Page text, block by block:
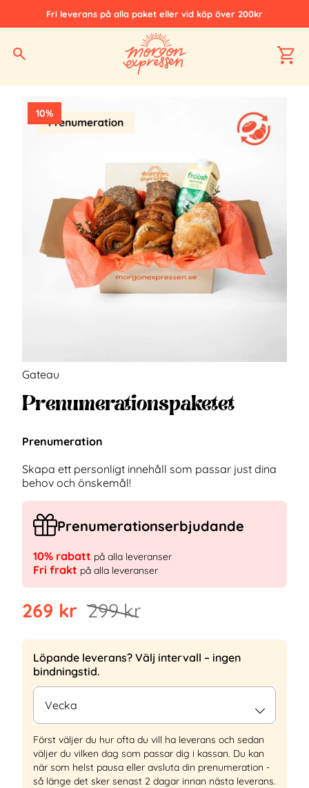
Fri leverans på alla paket eller vid köp över 200kr
Alla produkter
Prenumerationer
Prenumerationspaketet
10
Gateau
Prenumerationspaketet
Prenumeration
Skapa ett personligt innehåll som passar just dina
behov och önskemål!
Prenumerationserbjudande
10% rabatt på alla leveranser
Fri frakt på alla leveranser
299kr
269 kr
Löpande leverans? Välj intervall – ingen
bindningstid.
Först väljer du hur ofta du vill ha leverans och sedan
väljer du vilken dag som passar dig i kassan. Du kan
när som helst pausa eller avsluta din prenumeration -
så länge det sker senast 2 dagar innan nästa leverans.